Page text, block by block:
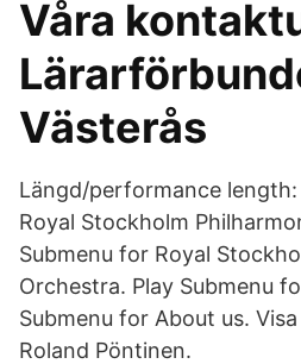
Våra
Västerås
Längd/performance
Royal Stockholm
Submenu for Royal
Orchestra. Play Submenu
Submenu for About us.
Roland Pöntinen.